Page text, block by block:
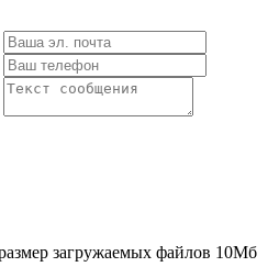
загружаемых файлов 10Мб